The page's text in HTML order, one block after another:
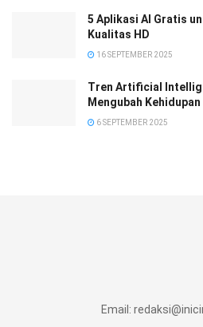
5 Aplikasi AI Gratis
Kualitas HD
16 SEPTEMBER 2025
Tren Artificial
Mengubah
6 SEPTEMBER 2025
Email: